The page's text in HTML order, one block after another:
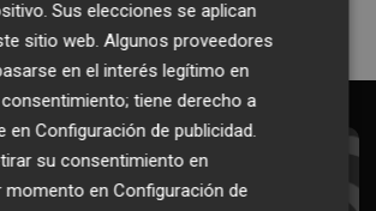
al Boletín
Sus elecciones se aplican
sitio web. Algunos proveedores
en el interés legítimo en
tiene derecho a
enConfiguración de publicidad.
su consentimiento en
momento enConfiguración de